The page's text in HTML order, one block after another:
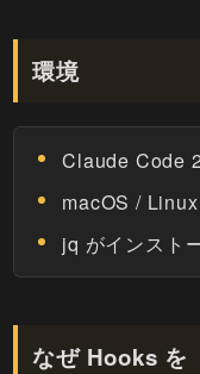
環境
Claude Code
macOS / Linux
jq がインスト
なぜ Hooks を